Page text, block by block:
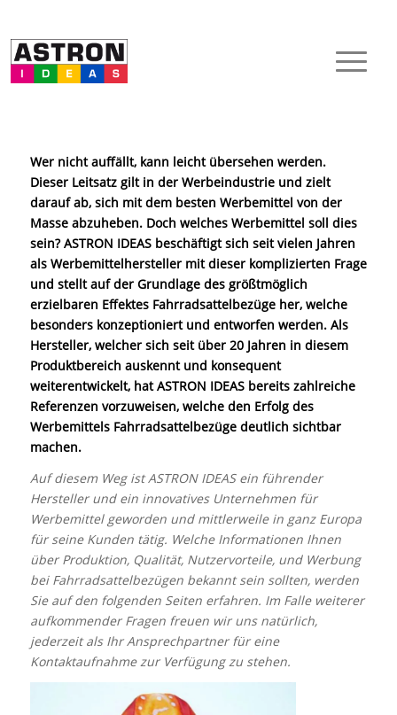
Wer nicht auffällt, kann leicht übersehen werden.
Dieser Leitsatz gilt in der Werbeindustrie und zielt
darauf ab, sich mit dem besten Werbemittel von der
Masse abzuheben. Doch welches Werbemittel soll dies
sein? ASTRON IDEAS beschäftigt sich seit vielen Jahren
als Werbemittelhersteller mit dieser komplizierten Frage
und stellt auf der Grundlage des größtmöglich
erzielbaren Effektes Fahrradsattelbezüge her, welche
besonders konzeptioniert und entworfen werden. Als
Hersteller, welcher sich seit über 20 Jahren in diesem
Produktbereich auskennt und konsequent
weiterentwickelt, hat ASTRON IDEAS bereits zahlreiche
Referenzen vorzuweisen, welche den Erfolg des
Werbemittels Fahrradsattelbezüge deutlich sichtbar
machen.
Auf diesem Weg ist ASTRON IDEAS ein führender
Hersteller und ein innovatives Unternehmen für
Werbemittel geworden und mittlerweile in ganz Europa
für seine Kunden tätig. Welche Informationen Ihnen
über Produktion, Qualität, Nutzervorteile, und Werbung
bei Fahrradsattelbezügen bekannt sein sollten, werden
Sie auf den folgenden Seiten erfahren. Im Falle weiterer
aufkommender Fragen freuen wir uns natürlich,
jederzeit als Ihr Ansprechpartner für eine
Kontaktaufnahme zur Verfügung zu stehen.